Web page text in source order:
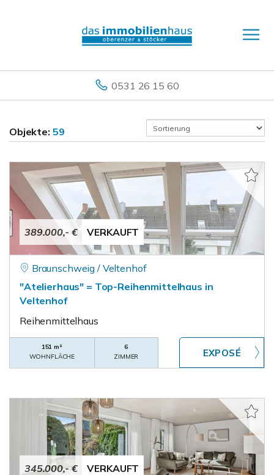
0531 26 15 60
Objekte: 59
389.000,- € VERKAUFT
Braunschweig / Veltenhof
"Atelierhaus" = Top-Reihenmittelhaus in
Veltenhof
Reihenmittelhaus
151 m²
WOHNFLÄCHE
6
ZIMMER
345.000,- € VERKAUFT